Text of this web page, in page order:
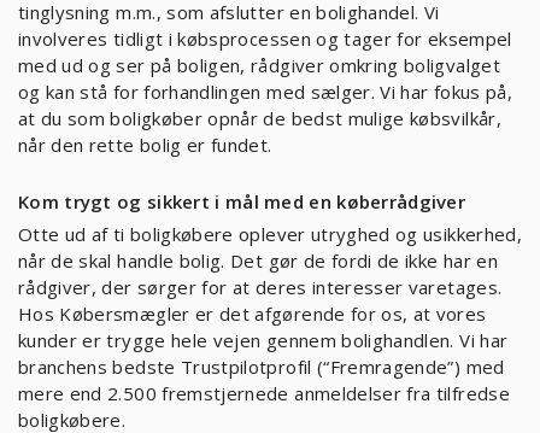
tinglysning m.m., som afslutter en bolighandel. Vi
involveres tidligt i købsprocessen og tager for eksempel
med ud og ser på boligen, rådgiver omkring boligvalget
og kan stå for forhandlingen med sælger. Vi har fokus på,
at du som boligkøber opnår de bedst mulige købsvilkår,
når den rette bolig er fundet.
Kom trygt og sikkert i mål med en køberrådgiver
Otte ud af ti boligkøbere oplever utryghed og usikkerhed,
når de skal handle bolig. Det gør de fordi de ikke har en
rådgiver, der sørger for at deres interesser varetages.
Hos Købersmægler er det afgørende for os, at vores
kunder er trygge hele vejen gennem bolighandlen. Vi har
branchens bedste Trustpilotprofil (“Fremragende”) med
mere end 2.500 fremstjernede anmeldelser fra tilfredse
boligkøbere.